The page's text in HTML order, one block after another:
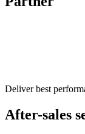
Deliver best
After-sales